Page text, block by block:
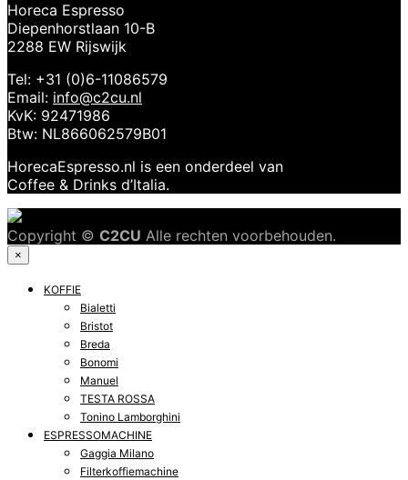
Horeca Espresso
Diepenhorstlaan 10-B
2288 EW Rijswijk
Tel: +31 (0)6-11086579
Email: info@c2cu.nl
KvK: 92471986
Btw: NL866062579B01
HorecaEspresso.nl is een onderdeel van
Coffee & Drinks d’Italia.
Copyright © C2CU Alle rechten voorbehouden.
×
KOFFIE
Bialetti
Bristot
Breda
Bonomi
Manuel
TESTA ROSSA
Tonino Lamborghini
ESPRESSOMACHINE
Gaggia Milano
Filterkoffiemachine